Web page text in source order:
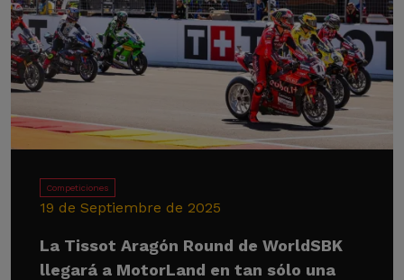
Competiciones
19 de Septiembre de 2025
La Tissot Aragón Round de WorldSBK
llegará a MotorLand en tan sólo una